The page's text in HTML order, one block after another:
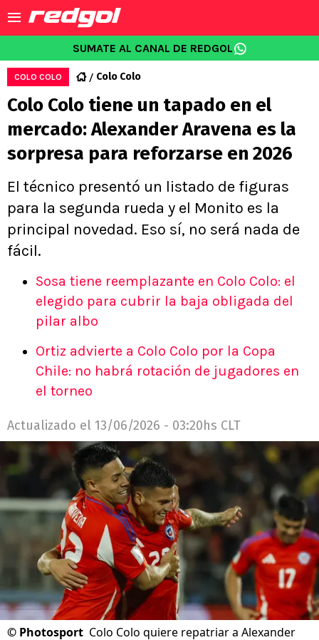
SUMATE AL CANAL DE REDGOL
COLO COLO Colo Colo
Colo Colo tiene un tapado en el
mercado: Alexander Aravena es la
sorpresa para reforzarse en 2026
El técnico presentó un listado de figuras
para la segunda rueda y el Monito es la
principal novedad. Eso sí, no será nada de
fácil.
Sosa tiene reemplazante en Colo Colo: el
elegido para cubrir la baja obligada del
pilar albo
Ortiz advierte a Colo Colo por la Copa
Chile: no habrá rotación de jugadores en
el torneo
Actualizado el 13/06/2026 - 03:20hs CLT
© Photosport Colo Colo quiere repatriar a Alexander